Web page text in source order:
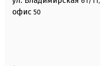
офис 50